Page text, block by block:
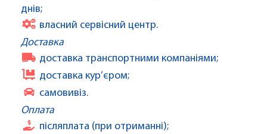
днів;
власний сервісний центр.
Доставка
доставка транспортними компаніями;
доставка кур’єром;
самовивіз.
Оплата
післяплата (при отриманні);